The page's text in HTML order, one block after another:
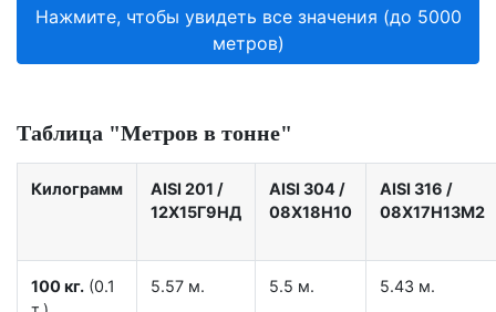
Нажмите, чтобы увидеть все значения (до 5000
метров)
Таблица "Метров в тонне"
Килограмм AISI 201 /
12X15Г9НД
AISI 304 /
08Х18Н10
AISI 316 /
08Х17Н13М2
100 кг. (0.1
5.57 м. 5.5 м. 5.43 м.